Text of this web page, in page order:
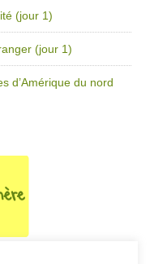
(jour 1)
(jour 1)
d’Amérique du nord